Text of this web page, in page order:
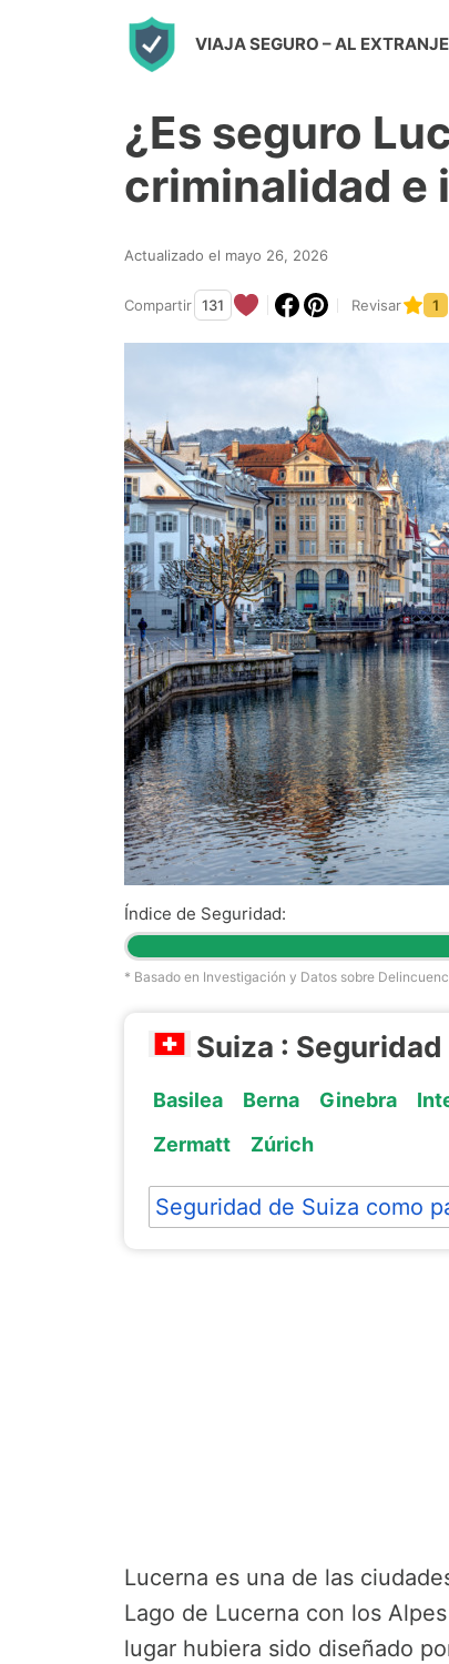
VIAJA SEGURO – AL
¿Es seguro
criminalidad e
Actualizado el mayo 26, 2026
Compartir 131 Revisar 1
Índice de Seguridad:
* Basado en Investigación y Datos sobre
Suiza :
Basilea Berna Ginebra
Zermatt
Zúrich
Seguridad de Suiza como
Lucerna es una de las
Lago de Lucerna con los
lugar hubiera sido diseñado